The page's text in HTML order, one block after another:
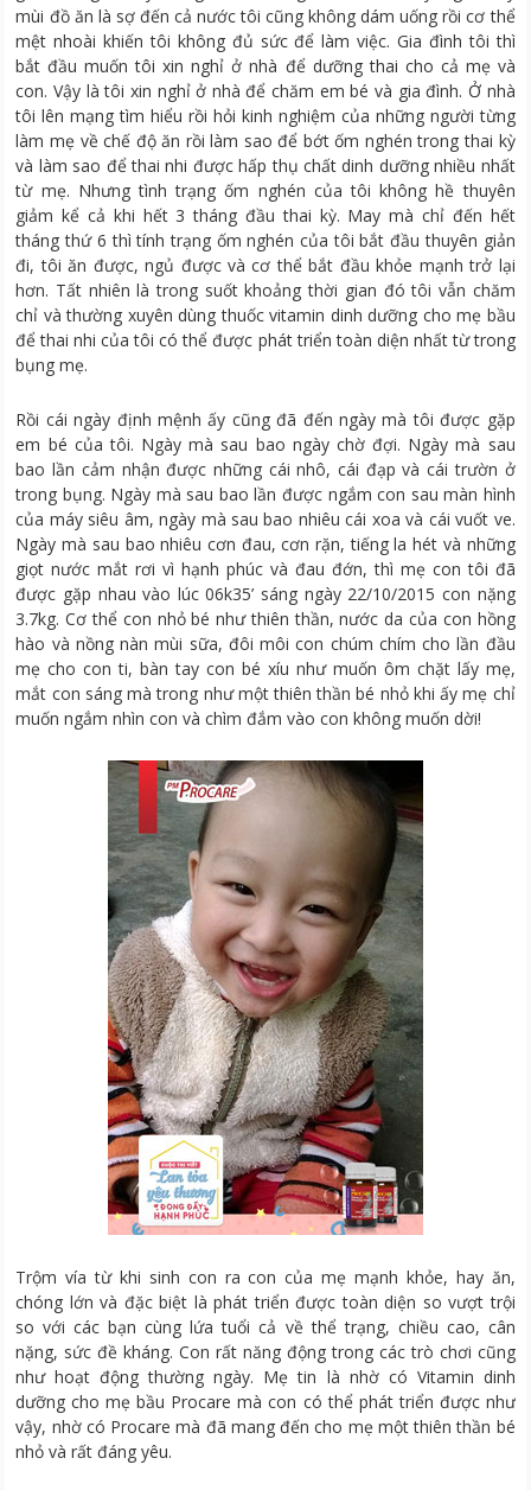
mùi đồ ăn là sợ đến cả nước tôi cũng không dám uống rồi cơ thể
mệt nhoài khiến tôi không đủ sức để làm việc. Gia đình tôi thì
bắt đầu muốn tôi xin nghỉ ở nhà để dưỡng thai cho cả mẹ và
con. Vậy là tôi xin nghỉ ở nhà để chăm em bé và gia đình. Ở nhà
tôi lên mạng tìm hiểu rồi hỏi kinh nghiệm của những người từng
làm mẹ về chế độ ăn rồi làm sao để bớt ốm nghén trong thai kỳ
và làm sao để thai nhi được hấp thụ chất dinh dưỡng nhiều nhất
từ mẹ. Nhưng tình trạng ốm nghén của tôi không hề thuyên
giảm kể cả khi hết 3 tháng đầu thai kỳ. May mà chỉ đến hết
tháng thứ 6 thì tính trạng ốm nghén của tôi bắt đầu thuyên giản
đi, tôi ăn được, ngủ được và cơ thể bắt đầu khỏe mạnh trở lại
hơn. Tất nhiên là trong suốt khoảng thời gian đó tôi vẫn chăm
chỉ và thường xuyên dùng thuốc vitamin dinh dưỡng cho mẹ bầu
để thai nhi của tôi có thể được phát triển toàn diện nhất từ trong
bụng mẹ.
Rồi cái ngày định mệnh ấy cũng đã đến ngày mà tôi được gặp
em bé của tôi. Ngày mà sau bao ngày chờ đợi. Ngày mà sau
bao lần cảm nhận được những cái nhô, cái đạp và cái trườn ở
trong bụng. Ngày mà sau bao lần được ngắm con sau màn hình
của máy siêu âm, ngày mà sau bao nhiêu cái xoa và cái vuốt ve.
Ngày mà sau bao nhiêu cơn đau, cơn rặn, tiếng la hét và những
giọt nước mắt rơi vì hạnh phúc và đau đớn, thì mẹ con tôi đã
được gặp nhau vào lúc 06k35’ sáng ngày 22/10/2015 con nặng
3.7kg. Cơ thể con nhỏ bé như thiên thần, nước da của con hồng
hào và nồng nàn mùi sữa, đôi môi con chúm chím cho lần đầu
mẹ cho con ti, bàn tay con bé xíu như muốn ôm chặt lấy mẹ,
mắt con sáng mà trong như một thiên thần bé nhỏ khi ấy mẹ chỉ
muốn ngắm nhìn con và chìm đắm vào con không muốn dời!
Trộm vía từ khi sinh con ra con của mẹ mạnh khỏe, hay ăn,
chóng lớn và đặc biệt là phát triển được toàn diện so vượt trội
so với các bạn cùng lứa tuổi cả về thể trạng, chiều cao, cân
nặng, sức đề kháng. Con rất năng động trong các trò chơi cũng
như hoạt động thường ngày. Mẹ tin là nhờ có Vitamin dinh
dưỡng cho mẹ bầu Procare mà con có thể phát triển được như
vậy, nhờ có Procare mà đã mang đến cho mẹ một thiên thần bé
nhỏ và rất đáng yêu.